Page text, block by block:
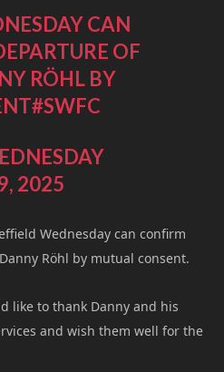
CAN
OF
RÖHL BY
#SWFC
2025
Wednesday can confirm
Röhl by mutual consent.
like to thank Danny and his
and wish them well for the